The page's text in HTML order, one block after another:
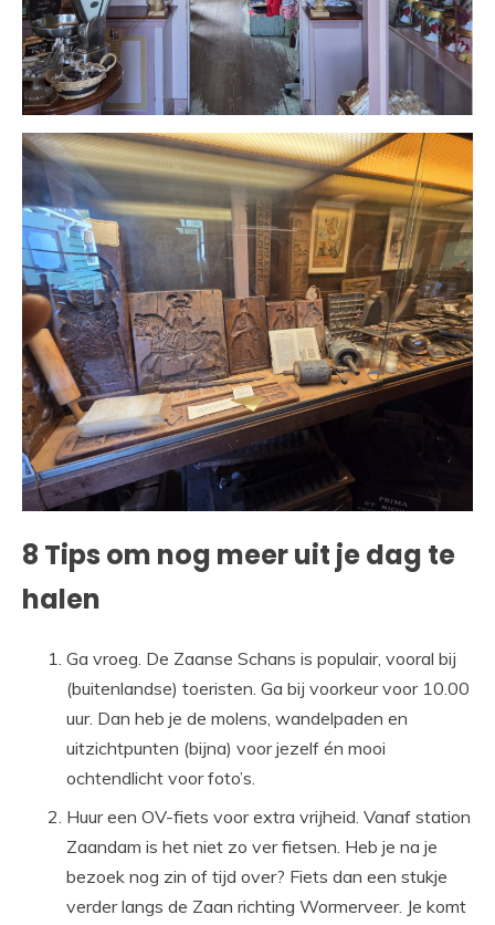
8 Tips om nog meer uit je dag te
halen
Ga vroeg. De Zaanse Schans is populair, vooral bij
(buitenlandse) toeristen. Ga bij voorkeur voor 10.00
uur. Dan heb je de molens, wandelpaden en
uitzichtpunten (bijna) voor jezelf én mooi
ochtendlicht voor foto’s.
Huur een OV-fiets voor extra vrijheid. Vanaf station
Zaandam is het niet zo ver fietsen. Heb je na je
bezoek nog zin of tijd over? Fiets dan een stukje
verder langs de Zaan richting Wormerveer. Je komt